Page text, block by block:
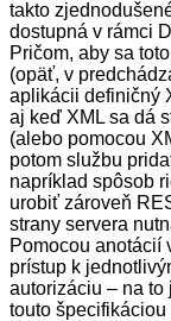
takto
dostupná v rámci
Pričom, aby sa
(opäť, v
aplikácii definičný
aj keď XML sa dá
(alebo pomocou
potom službu
napríklad spôsob
urobiť zároveň
strany servera
Pomocou anotácií
prístup k
autorizáciu – na
touto